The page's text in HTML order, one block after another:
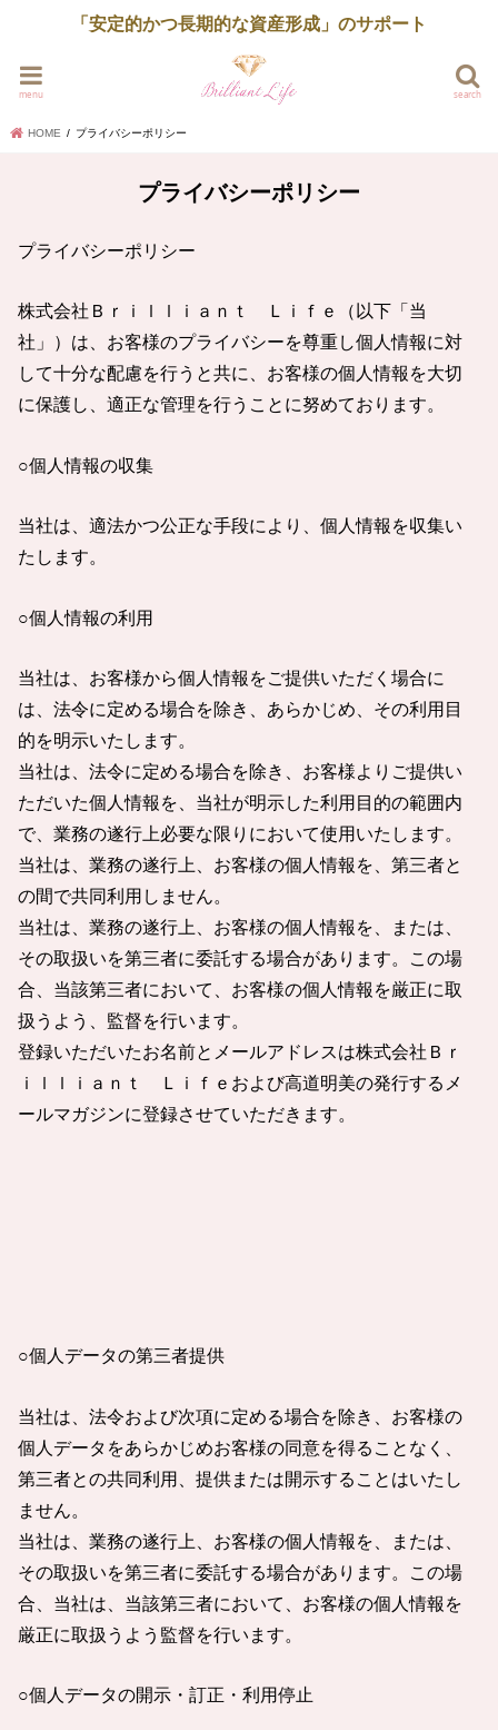
「安定的かつ長期的な資産形成」のサポート
search
menu
HOME プライバシーポリシー
プライバシーポリシー
プライバシーポリシー
株式会社Ｂｒｉｌｌｉａｎｔ Ｌｉｆｅ（以下「当
社」）は、お客様のプライバシーを尊重し個人情報に対
して十分な配慮を行うと共に、お客様の個人情報を大切
に保護し、適正な管理を行うことに努めております。
○個人情報の収集
当社は、適法かつ公正な手段により、個人情報を収集い
たします。
○個人情報の利用
当社は、お客様から個人情報をご提供いただく場合に
は、法令に定める場合を除き、あらかじめ、その利用目
的を明示いたします。
当社は、法令に定める場合を除き、お客様よりご提供い
ただいた個人情報を、当社が明示した利用目的の範囲内
で、業務の遂行上必要な限りにおいて使用いたします。
当社は、業務の遂行上、お客様の個人情報を、第三者と
の間で共同利用しません。
当社は、業務の遂行上、お客様の個人情報を、または、
その取扱いを第三者に委託する場合があります。この場
合、当該第三者において、お客様の個人情報を厳正に取
扱うよう、監督を行います。
登録いただいたお名前とメールアドレスは株式会社Ｂｒ
ｉｌｌｉａｎｔ Ｌｉｆｅおよび高道明美の発行するメ
ールマガジンに登録させていただきます。
○個人データの第三者提供
当社は、法令および次項に定める場合を除き、お客様の
個人データをあらかじめお客様の同意を得ることなく、
第三者との共同利用、提供または開示することはいたし
ません。
当社は、業務の遂行上、お客様の個人情報を、または、
その取扱いを第三者に委託する場合があります。この場
合、当社は、当該第三者において、お客様の個人情報を
厳正に取扱うよう監督を行います。
○個人データの開示・訂正・利用停止